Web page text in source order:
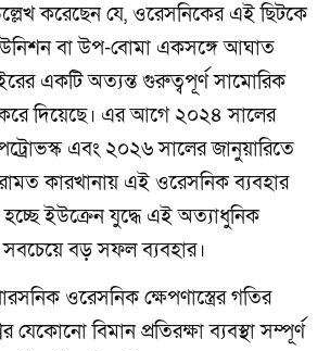
করেছেন যে, ওরেসনিকের এই ছিটকে
বা উপ-বোমা একসঙ্গে আঘাত
একটি অত্যন্ত গুরুত্বপূর্ণ সামোরিক
করে দিয়েছে। এর আগে ২০২৪ সালের
এবং ২০২৬ সালের জানুয়ারিতে
কারখানায় এই ওরেসনিক ব্যবহার
ইউক্রেন যুদ্ধে এই অত্যাধুনিক
সবচেয়ে বড় সফল ব্যবহার।
ওরেসনিক ক্ষেপণাস্ত্রের গতির
যেকোনো বিমান প্রতিরক্ষা ব্যবস্থা সম্পূর্ণ